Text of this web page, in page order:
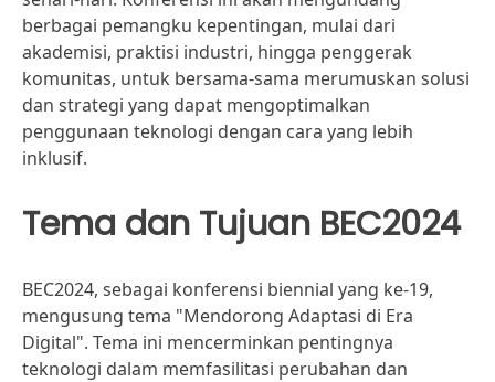
berbagai pemangku kepentingan, mulai dari
akademisi, praktisi industri, hingga penggerak
komunitas, untuk bersama-sama merumuskan solusi
dan strategi yang dapat mengoptimalkan
penggunaan teknologi dengan cara yang lebih
inklusif.
Tema dan Tujuan BEC2024
BEC2024, sebagai konferensi biennial yang ke-19,
mengusung tema "Mendorong Adaptasi di Era
Digital". Tema ini mencerminkan pentingnya
teknologi dalam memfasilitasi perubahan dan